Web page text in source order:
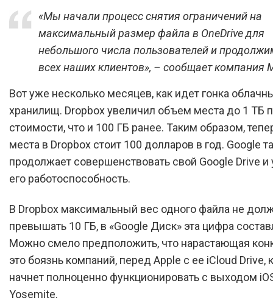
«Мы начали процесс снятия ограничений на
максимальный размер файла в OneDrive для
небольшого числа пользователей и
всех наших клиентов», – сообщает компания
Вот уже несколько месяцев, как идет гонка
хранилищ. Dropbox увеличил объем места до 1 ТБ
стоимости, что и 100 ГБ ранее. Таким образом,
места в Dropbox стоит 100 долларов в год. Google
продолжает совершенствовать свой Google Drive и
его работоспособность.
В Dropbox максимальный вес одного файла не
превышать 10 ГБ, в «Google Диск» эта цифра
Можно смело предположить, что нарастающая
это боязнь компаний, перед Apple с ее iCloud Drive,
начнет полноценно функционировать с выходом
Yosemite.